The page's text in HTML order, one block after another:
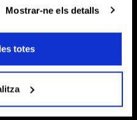
Mostrar-ne els detalls
totes